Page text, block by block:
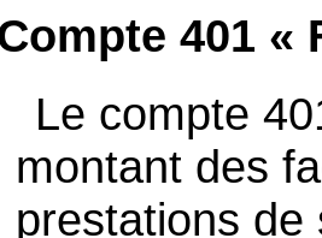
401 «
Le compte
montant des
prestations